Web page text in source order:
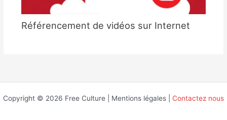
Référencement de vidéos sur Internet
Copyright © 2026 Free Culture | Mentions légales | Contactez nous